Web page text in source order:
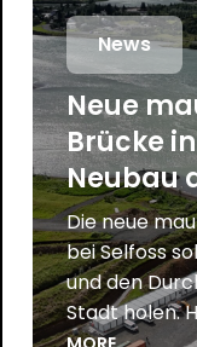
News
Neue
Brücke
Neubau
Die neue
bei Selfoss
und den
Stadt holen.